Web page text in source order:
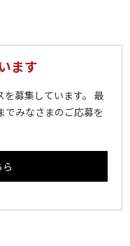
ます
募集しています。 最
でみなさまのご応募を